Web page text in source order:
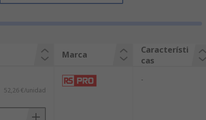
Marca
Característi
cas
52,26 €/unidad
-